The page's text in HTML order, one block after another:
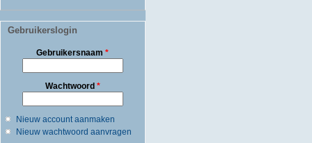
Gebruikerslogin
Gebruikersnaam*
Wachtwoord *
Nieuw account aanmaken
Nieuw wachtwoord aanvragen